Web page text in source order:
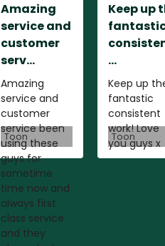
Amazing
service and
customer
serv...
Amazing
service and
customer
service been
using these
guys for
sometime
time now and
always first
class service
and they
Toon
Keep up
...
Keep up
fantastic
consistent
work! Love
you guys x
Toon